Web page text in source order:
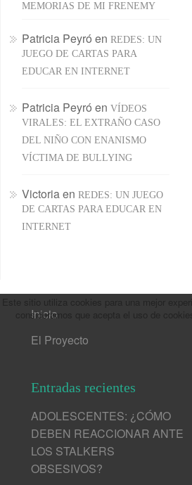
MEMORIAS DE MI FRENEMY
Patricia Peyró en REDES: UN
JUEGO DE CARTAS PARA
EDUCAR EN INTERNET
Patricia Peyró en VÍDEOS
VIRALES: EL EXTRAÑO CASO
DEL NIÑO CON ENANISMO
VÍCTIMA DE BULLYING
Victoriaen REDES: UN JUEGO
DE CARTAS PARA EDUCAR EN
INTERNET
Inicio
El Proyecto
Entradas recientes
ADOLESCENTES: ¿CÓMO
DEBEN REACCIONAR ANTE
LOS STALKERS
OBSESIVOS?
consideramos que acepta el uso de cookies.